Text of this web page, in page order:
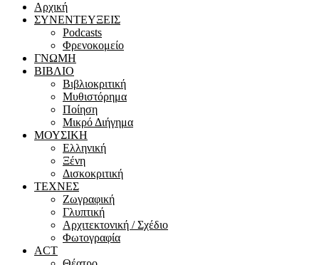
Αρχική
ΣΥΝΕΝΤΕΥΞΕΙΣ
Podcasts
Φρενοκομείο
ΓΝΩΜΗ
ΒΙΒΛΙΟ
Βιβλιοκριτική
Μυθιστόρημα
Ποίηση
Μικρό Διήγημα
ΜΟΥΣΙΚΗ
Ελληνική
Ξένη
Δισκοκριτική
ΤΕΧΝΕΣ
Ζωγραφική
Γλυπτική
Αρχιτεκτονική / Σχέδιο
Φωτογραφία
ACT